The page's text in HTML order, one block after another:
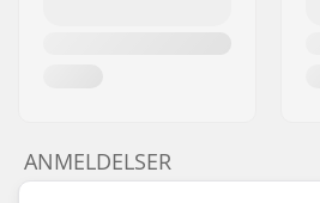
ANMELDELSER